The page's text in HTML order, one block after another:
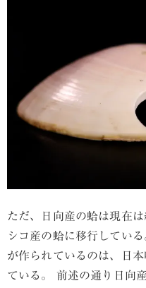
ただ、日向産の蛤は現在
シコ産の蛤に移行してい
が作られているのは、日
ている。 前述の通り日向